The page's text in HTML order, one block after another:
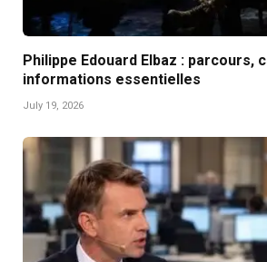
Philippe Edouard Elbaz : parcours,
informations essentielles
July 19, 2026